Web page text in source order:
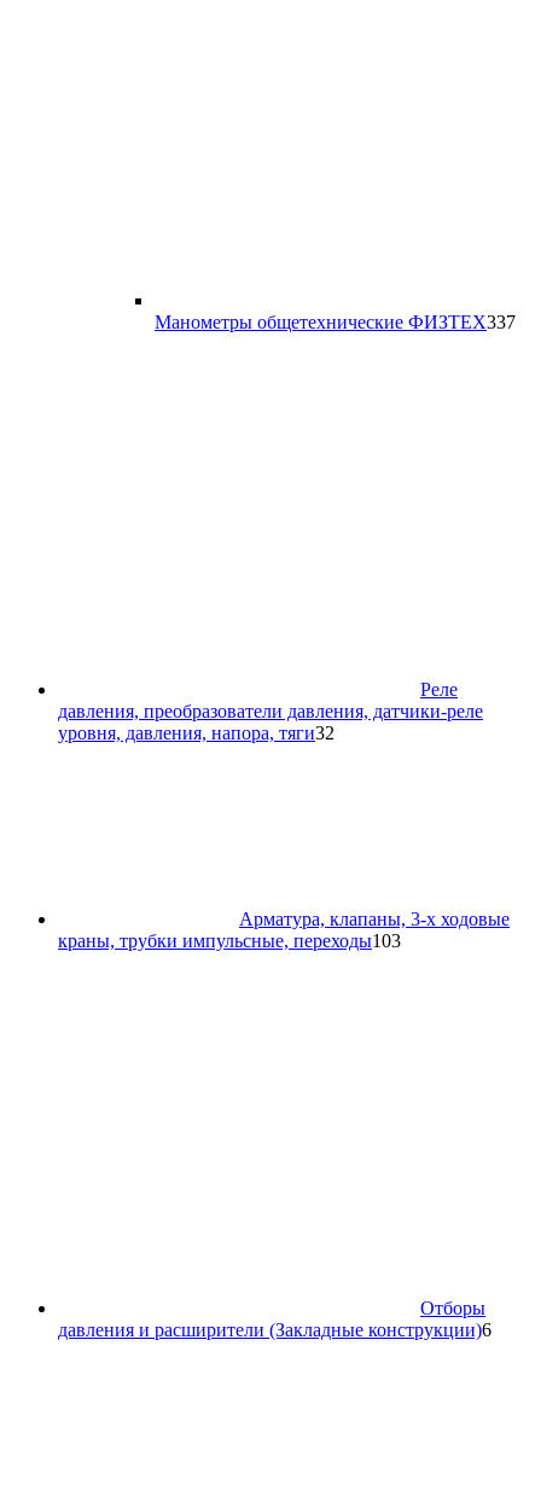
Манометры общетехнические ФИЗТЕХ337
Реле
давления, преобразователи давления, датчики-реле
уровня, давления, напора, тяги32
Арматура, клапаны, 3-х ходовые
краны, трубки импульсные, переходы103103
Отборы
давления и расширители (Закладные конструкции)66